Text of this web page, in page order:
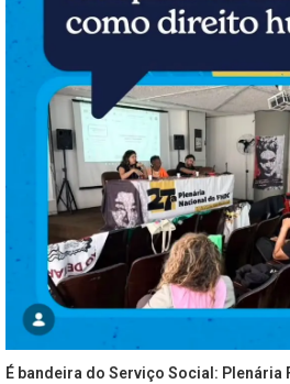
É bandeira do Serviço Social: Plenária